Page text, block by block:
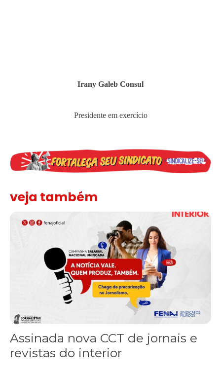
Irany Galeb Consul
Presidente em exercício
veja também
Assinada nova CCT de jornais e revistas do interior
Assinada nova CCT de jornais e
revistas do interior